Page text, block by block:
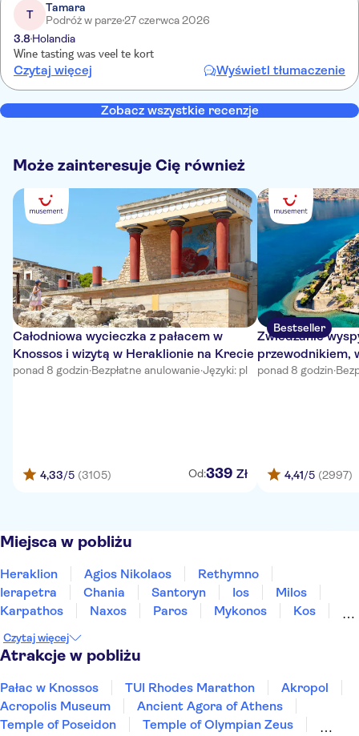
wurde professionell und flott aber sehr geschmackig durchgeführt.
Ein schöner Tag.
T
Tamara
Podróż w parze27 czerwca 2026
3.8 Holandia
Wine tasting was veel te kort
Czytaj więcej Wyświetl tłumaczenie
Zobacz wszystkie recenzje
Może zainteresuje Cię również
Całodniowa wycieczka z pałacem w
Knossos i wizytą w Heraklionie na Krecie
ponad 8 godzin·Bezpłatne anulowanie·Języki: pl
4,33/5 (3105) Od:339 Zł
Bestseller
Zwiedzanie
przewodnikiem,
wioskach i lunch
ponad 8 godzin·
4,41/5 (2997)
Miejsca w pobliżu
Heraklion Agios Nikolaos
Rethymno
Ierapetra
Chania Santoryn Ios
Milos
Karpathos
Naxos Paros Mykonos
Kos
Czytaj więcej
Atrakcje w pobliżu
Pałac w Knossos TUI Rhodes Marathon
Akropol
Acropolis Museum
Ancient Agora of Athens
Temple of Poseidon
Temple of Olympian Zeus